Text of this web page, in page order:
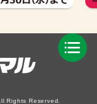
Rights Reserved.